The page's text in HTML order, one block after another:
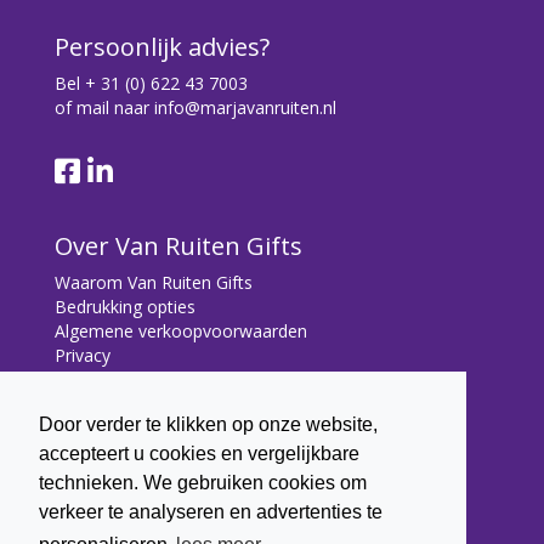
Door verder te klikken op onze website,
accepteert u cookies en vergelijkbare
technieken. We gebruiken cookies om
verkeer te analyseren en advertenties te
Persoonlijk advies?
Bel + 31 (0) 622 43 7003
of mail naar info@marjavanruiten.nl
Over Van Ruiten Gifts
Waarom Van Ruiten Gifts
Bedrukking opties
Algemene verkoopvoorwaarden
Privacy
Contact
Contact
Bryonialaan 5
3233 VA Oostvoorne
+31 (0) 6 22 43 7003